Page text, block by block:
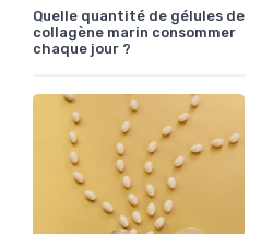
Quelle quantité de gélules de
collagène marin consommer
chaque jour ?